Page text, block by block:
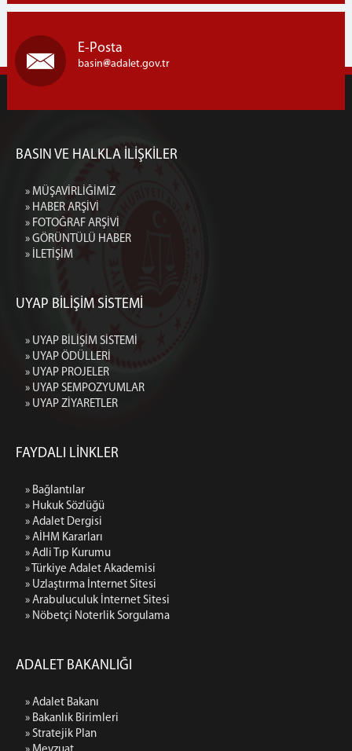
E-Posta
basin adalet.gov.tr
BASIN VE HALKLA İLİŞKİLER
» MÜŞAVİRLİĞİMİZ
» HABER ARŞİVİ
» FOTOĞRAF ARŞİVİ
» GÖRÜNTÜLÜ HABER
» İLETİŞİM
UYAP BİLİŞİM SİSTEMİ
» UYAP BİLİŞİM SİSTEMİ
» UYAP ÖDÜLLERİ
» UYAP PROJELER
» UYAP SEMPOZYUMLAR
» UYAP ZİYARETLER
FAYDALI LİNKLER
» Bağlantılar
» Hukuk Sözlüğü
» Adalet Dergisi
» AİHM Kararları
» Adli Tıp Kurumu
» Türkiye Adalet Akademisi
» Uzlaştırma İnternet Sitesi
» Arabuluculuk İnternet Sitesi
» Nöbetçi Noterlik Sorgulama
ADALET BAKANLIĞI
» Adalet Bakanı
» Bakanlık Birimleri
» Stratejik Plan